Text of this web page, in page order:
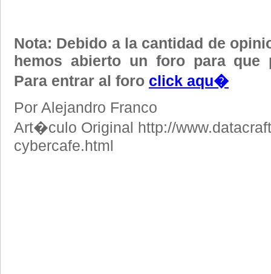
Nota: Debido a la cantidad de
hemos abierto un foro para que
Para entrar al foro click aqu�
Por Alejandro Franco
Art�culo Original http://
cybercafe.html